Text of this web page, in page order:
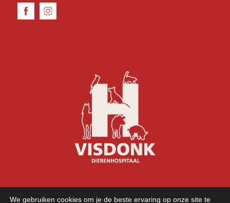
We gebruiken cookies om je de beste ervaring op onze site te